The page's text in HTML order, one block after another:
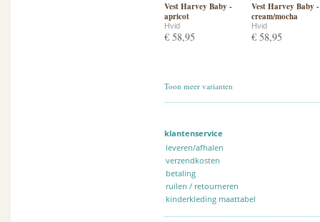
Vest Harvey Baby -
apricot
Hvid
€ 58,95
Vest Harvey Baby -
cream/mocha
Hvid
€ 58,95
Toon meer varianten
klantenservice
leveren/afhalen
verzendkosten
betaling
ruilen / retourneren
kinderkleding maattabel